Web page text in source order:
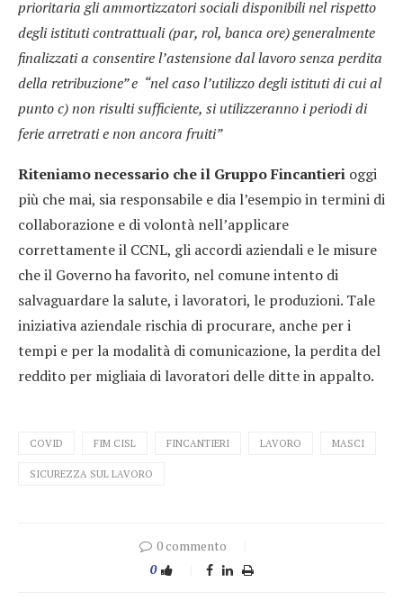
prioritaria gli ammortizzatori sociali disponibili nel rispetto
degli istituti contrattuali (par, rol, banca ore) generalmente
finalizzati a consentire l’astensione dal lavoro senza perdita
della retribuzione” e “nel caso l’utilizzo degli istituti di cui al
punto c) non risulti sufficiente, si utilizzeranno i periodi di
ferie arretrati e non ancora fruiti”
Riteniamo necessario che il Gruppo Fincantieri oggi
più che mai, sia responsabile e dia l’esempio in termini di
collaborazione e di volontà nell’applicare
correttamente il CCNL, gli accordi aziendali e le misure
che il Governo ha favorito, nel comune intento di
salvaguardare la salute, i lavoratori, le produzioni. Tale
iniziativa aziendale rischia di procurare, anche per i
tempi e per la modalità di comunicazione, la perdita del
reddito per migliaia di lavoratori delle ditte in appalto.
COVID FIM CISL FINCANTIERI LAVORO MASCI
SICUREZZA SUL LAVORO
0 commento
0